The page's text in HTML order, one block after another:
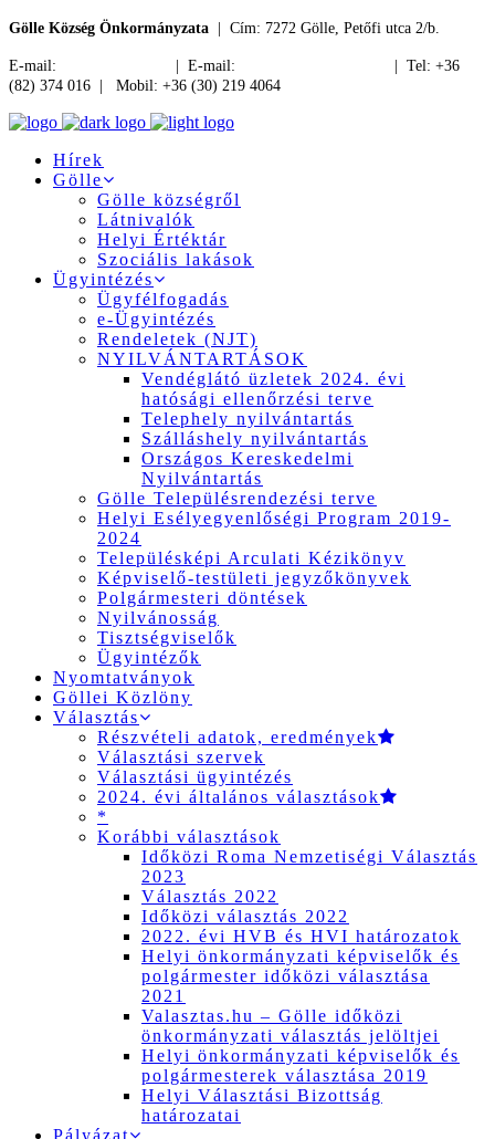
Gölle Község Önkormányzata | Cím: 7272 Gölle, Petőfi utca 2/b.
E-mail: | E-mail:
| Tel: +36
(82) 374 016 | Mobil: +36 (30) 219 4064
Hírek
Gölle
Gölle községről
Látnivalók
Helyi Értéktár
Szociális lakások
Ügyintézés
Ügyfélfogadás
e-Ügyintézés
Rendeletek (NJT)
NYILVÁNTARTÁSOK
Vendéglátó üzletek 2024. évi
hatósági ellenőrzési terve
Telephely nyilvántartás
Szálláshely nyilvántartás
Országos Kereskedelmi
Nyilvántartás
Gölle Településrendezési terve
Helyi Esélyegyenlőségi Program 2019-
2024
Településképi Arculati Kézikönyv
Képviselő-testületi jegyzőkönyvek
Polgármesteri döntések
Nyilvánosság
Tisztségviselők
Ügyintézők
Nyomtatványok
Göllei Közlöny
Választás
Részvételi adatok, eredmények
Választási szervek
Választási ügyintézés
2024. évi általános választások
*
Korábbi választások
Időközi Roma Nemzetiségi Választás
2023
Választás 2022
Időközi választás 2022
2022. évi HVB és HVI határozatok
Helyi önkormányzati képviselők és
polgármester időközi választása
2021
Valasztas.hu – Gölle időközi
önkormányzati választás jelöltjei
Helyi önkormányzati képviselők és
polgármesterek választása 2019
Helyi Választási Bizottság
határozatai
Pályázat